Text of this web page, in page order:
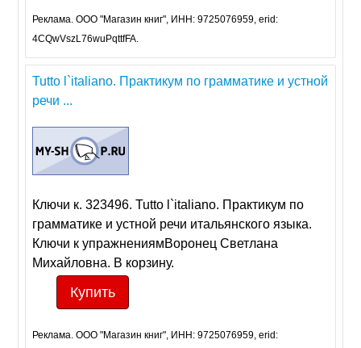
Реклама. ООО "Магазин книг", ИНН: 9725076959, erid:
4CQwVszL76wuPqttfFA.
Tutto l`italiano. Практикум по грамматике и устной
речи ...
Ключи к. 323496. Tutto l`italiano. Практикум по
грамматике и устной речи итальянского языка.
Ключи к упражнениямВоронец Светлана
Михайловна. В корзину.
Купить
Реклама. ООО "Магазин книг", ИНН: 9725076959, erid: